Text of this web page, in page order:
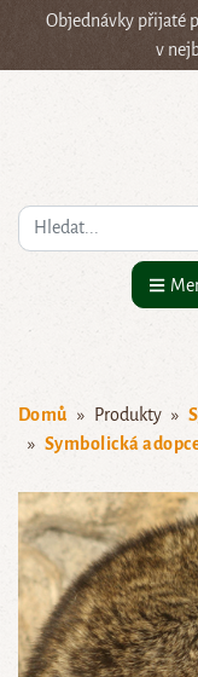
Objednávky přijaté
v
Co hledáte?
Domů Produkty
Symbolická